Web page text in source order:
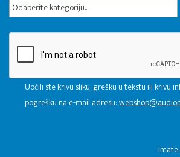
Odaberite kategoriju...
Uočili ste krivu sliku, grešku u tekstu ili krivu
pogrešku na e-mail adresu: